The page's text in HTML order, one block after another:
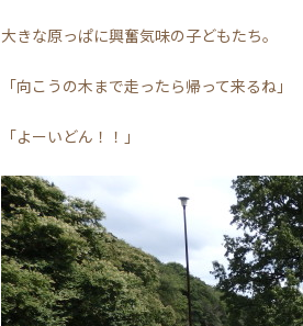
大きな原っぱに興奮気味の子どもたち。
「向こうの木まで走ったら帰って来るね」
「よーいどん！！」